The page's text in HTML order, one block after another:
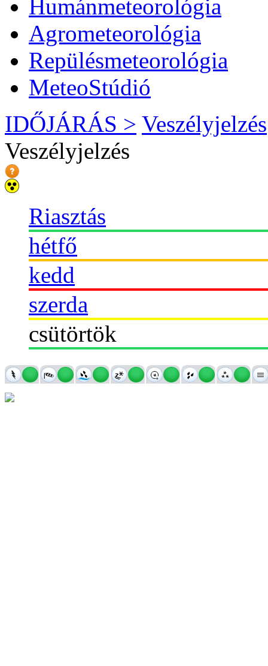
Humánmeteorológia
Agrometeorológia
Repülésmeteorológia
MeteoStúdió
IDŐJÁRÁS > Veszélyjelzés
Veszélyjelzés
Riasztás
hétfő
kedd
szerda
csütörtök